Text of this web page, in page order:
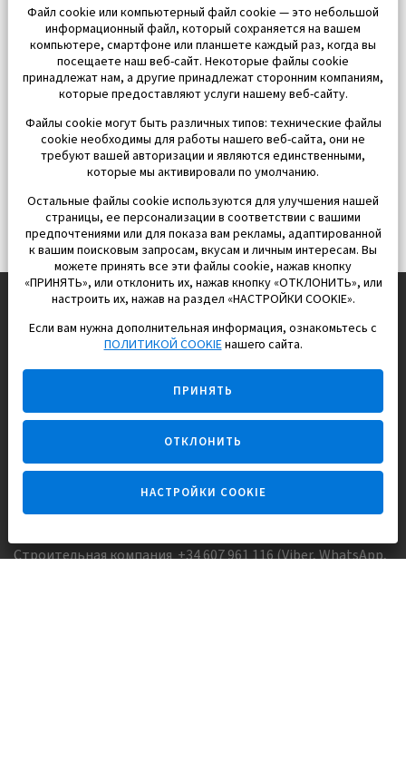
EUROPISOL 2002 S.L.
Строим и продаем дома
для счастливой жизни в Испании
Задайте вопрос
Строительная компания +34 607 961 116 (Viber, WhatsApp,
Файл cookie или компьютерный файл cookie — это небольшой
информационный файл, который сохраняется на вашем
компьютере, смартфоне или планшете каждый раз, когда вы
посещаете наш веб-сайт. Некоторые файлы cookie
принадлежат нам, а другие принадлежат сторонним компаниям,
которые предоставляют услуги нашему веб-сайту.
Файлы cookie могут быть различных типов: технические файлы
cookie необходимы для работы нашего веб-сайта, они не
требуют вашей авторизации и являются единственными,
которые мы активировали по умолчанию.
Остальные файлы cookie используются для улучшения нашей
страницы, ее персонализации в соответствии с вашими
предпочтениями или для показа вам рекламы, адаптированной
к вашим поисковым запросам, вкусам и личным интересам. Вы
можете принять все эти файлы cookie, нажав кнопку
«ПРИНЯТЬ», или отклонить их, нажав кнопку «ОТКЛОНИТЬ», или
настроить их, нажав на раздел «НАСТРОЙКИ COOKIE».
Если вам нужна дополнительная информация, ознакомьтесь с
ПОЛИТИКОЙ COOKIEнашего сайта.
ПРИНЯТЬ
ОТКЛОНИТЬ
НАСТРОЙКИ COOKIE